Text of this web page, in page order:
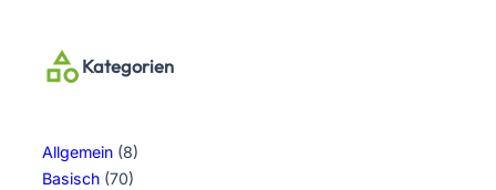
Kategorien
Allgemein (8)
Basisch (70)